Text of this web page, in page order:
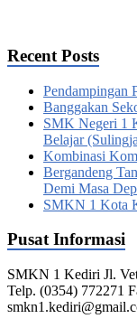
Recent Posts
Pendampingan
Banggakan
SMK Negeri 1
Belajar
Kombinasi
Bergandeng
Demi Masa
SMKN 1 Kota
Pusat Informasi
SMKN 1 Kediri Jl.
Telp. (0354) 772271